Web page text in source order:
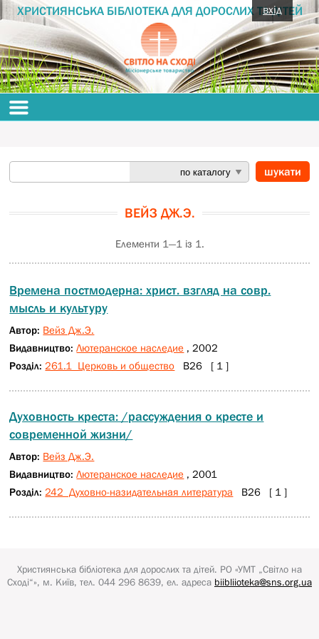
ХРИСТИЯНСЬКА БІБЛІОТЕКА ДЛЯ ДОРОСЛИХ ТА ДІТЕЙ
ВЕЙЗ ДЖ.Э.
Елементи 1—1 із 1.
Времена постмодерна: христ. взгляд на совр.
мысль и культуру
Автор: Вейз Дж.Э.
Видавництво:Лютеранское наследие , 2002
Розділ: 261.1 Церковь и общество В26 [ 1 ]
Духовность креста: /рассуждения о кресте и
современной жизни/
Автор: Вейз Дж.Э.
Видавництво:Лютеранское наследие , 2001
Розділ: 242 Духовно-назидательная литература В26 [ 1 ]
Християнська бібліотека для дорослих та дітей. РО «УМТ „Світло на
Сході“», м. Київ, тел. 044 296 8639, ел. адреса biibliioteka@sns.org.ua
вхід